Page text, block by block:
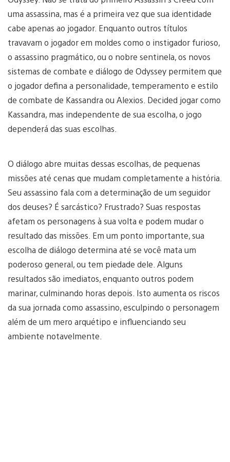
uma assassina, mas é a primeira vez que sua identidade
cabe apenas ao jogador. Enquanto outros títulos
travavam o jogador em moldes como o instigador furioso,
o assassino pragmático, ou o nobre sentinela, os novos
sistemas de combate e diálogo de Odyssey permitem que
o jogador defina a personalidade, temperamento e estilo
de combate de Kassandra ou Alexios. Decided jogar como
Kassandra, mas independente de sua escolha, o jogo
dependerá das suas escolhas.
O diálogo abre muitas dessas escolhas, de pequenas
missões até cenas que mudam completamente a história.
Seu assassino fala com a determinação de um seguidor
dos deuses? É sarcástico? Frustrado? Suas respostas
afetam os personagens à sua volta e podem mudar o
resultado das missões. Em um ponto importante, sua
escolha de diálogo determina até se você mata um
poderoso general, ou tem piedade dele. Alguns
resultados são imediatos, enquanto outros podem
marinar, culminando horas depois. Isto aumenta os riscos
da sua jornada como assassino, esculpindo o personagem
além de um mero arquétipo e influenciando seu
ambiente notavelmente.